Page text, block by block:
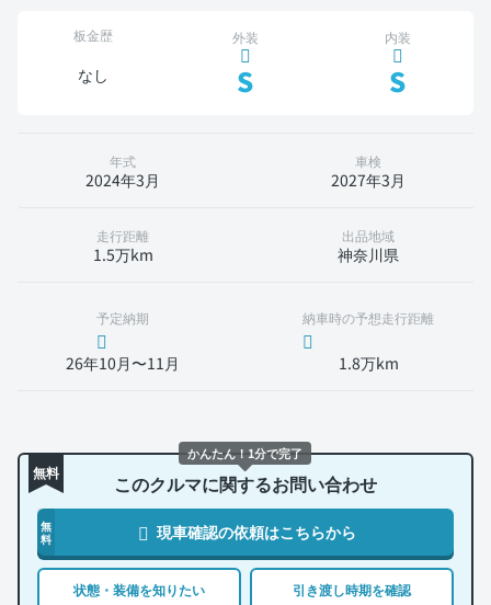
板金歴
なし
外装
S
内装
S
年式
2024年3月
車検
2027年3月
走行距離
1.5万km
出品地域
神奈川県
予定納期
26年10月〜11月
納車時の予想走行距離
1.8万km
無料 このクルマに関するお問い合わせ
無
料
現車確認の依頼はこちらから
状態・装備を知りたい 引き渡し時期を確認
かんたん！1分で完了